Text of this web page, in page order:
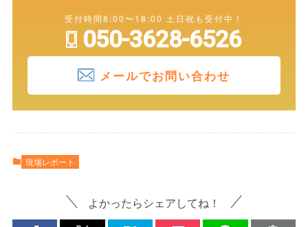
受付時間8:00〜18:00 土日祝も受付中！
050-3628-6526
メールでお問い合わせ
現場レポート
よかったらシェアしてね！